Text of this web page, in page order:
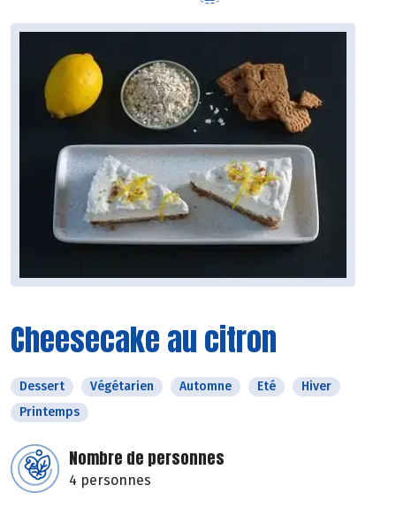
Cheesecake au citron
Dessert Végétarien Automne Eté
Hiver
Printemps
Nombre de personnes
4 personnes